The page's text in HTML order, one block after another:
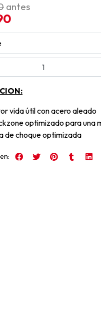
antes
vida útil con acero aleado
optimizado para una
de choque optimizada